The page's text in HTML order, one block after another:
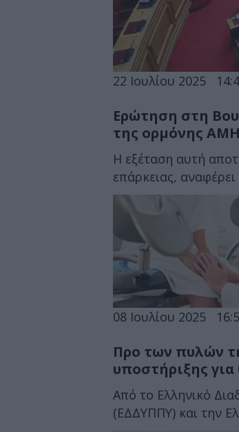
22 Ιουλίου 2025
Ερώτηση στη
της ορμόνης AMH
Η εξέταση αυτή
επάρκειας,
08 Ιουλίου 2025
Προ των πυλών
υποστήριξης
Από το Ελληνικό
(ΕΔΔΥΠΠΥ) και την